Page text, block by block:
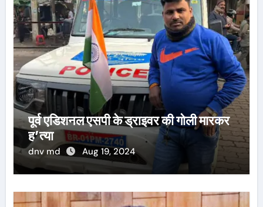
पूर्व एडिशनल एसपी के ड्राइवर की गोली मारकर
ह’त्या
dnv md Aug 19, 2024